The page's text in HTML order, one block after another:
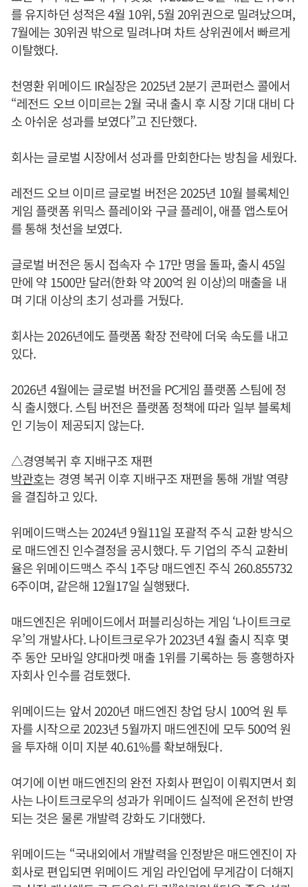
를 유지하던 성적은 4월 10위, 5월 20위권으로 밀려났으며,
7월에는 30위권 밖으로 밀려나며 차트 상위권에서 빠르게
이탈했다.
천영환 위메이드 IR실장은 2025년 2분기 콘퍼런스 콜에서
“레전드 오브 이미르는 2월 국내 출시 후 시장 기대 대비 다
소 아쉬운 성과를 보였다”고 진단했다.
회사는 글로벌 시장에서 성과를 만회한다는 방침을 세웠다.
레전드 오브 이미르 글로벌 버전은 2025년 10월 블록체인
게임 플랫폼 위믹스 플레이와 구글 플레이, 애플 앱스토어
를 통해 첫선을 보였다.
글로벌 버전은 동시 접속자 수 17만 명을 돌파, 출시 45일
만에 약 1500만 달러(한화 약 200억 원 이상)의 매출을 내
며 기대 이상의 초기 성과를 거뒀다.
회사는 2026년에도 플랫폼 확장 전략에 더욱 속도를 내고
있다.
2026년 4월에는 글로벌 버전을 PC게임 플랫폼 스팀에 정
식 출시했다. 스팀 버전은 플랫폼 정책에 따라 일부 블록체
인 기능이 제공되지 않는다.
△경영복귀 후 지배구조 재편
박관호는 경영 복귀 이후 지배구조 재편을 통해 개발 역량
을 결집하고 있다.
위메이드맥스는 2024년 9월11일 포괄적 주식 교환 방식으
로 매드엔진 인수결정을 공시했다. 두 기업의 주식 교환비
율은 위메이드맥스 주식 1주당 매드엔진 주식 260.855732
6주이며, 같은해 12월17일 실행됐다.
매드엔진은 위메이드에서 퍼블리싱하는 게임 ‘나이트크로
우’의 개발사다. 나이트크로우가 2023년 4월 출시 직후 몇
주 동안 모바일 양대마켓 매출 1위를 기록하는 등 흥행하자
자회사 인수를 검토했다.
위메이드는 앞서 2020년 매드엔진 창업 당시 100억 원 투
자를 시작으로 2023년 5월까지 매드엔진에 모두 500억 원
을 투자해 이미 지분 40.61%를 확보해뒀다.
여기에 이번 매드엔진의 완전 자회사 편입이 이뤄지면서 회
사는 나이트크로우의 성과가 위메이드 실적에 온전히 반영
되는 것은 물론 개발력 강화도 기대했다.
위메이드는 “국내외에서 개발력을 인정받은 매드엔진이 자
회사로 편입되면 위메이드 게임 라인업에 무게감이 더해지